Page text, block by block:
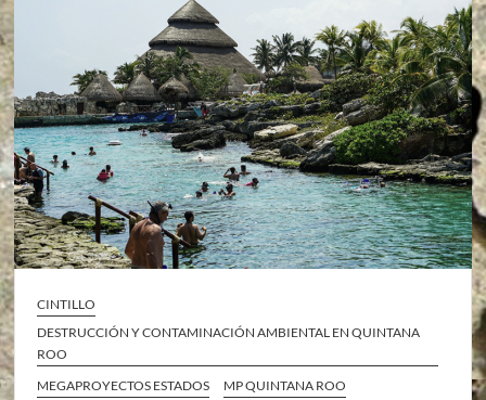
CINTILLO
DESTRUCCIÓN Y CONTAMINACIÓN AMBIENTAL EN QUINTANA
ROO
MEGAPROYECTOS ESTADOS
MP QUINTANA ROO